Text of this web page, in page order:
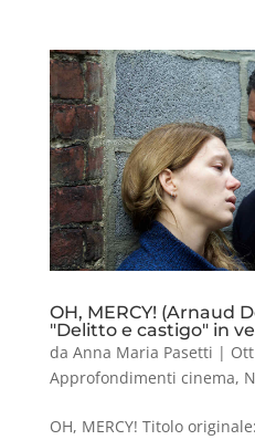
OH, MERCY! (Arnaud
"Delitto e castigo" in
da Anna Maria Pasetti |
Approfondimenti cinema,
OH, MERCY! Titolo